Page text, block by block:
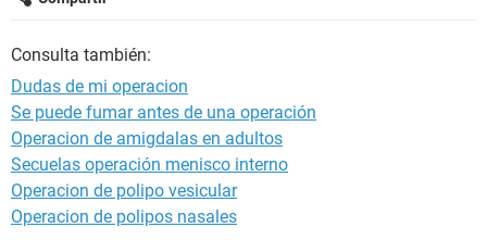
Consulta también:
Dudas de mi operacion
Se puede fumar antes de una operación
Operacion de amigdalas en adultos
Secuelas operación menisco interno
Operacion de polipo vesicular
Operacion de polipos nasales